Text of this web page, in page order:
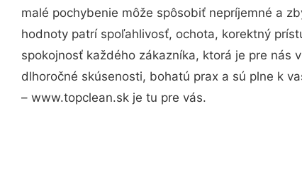
malé pochybenie môže spôsobiť nepríjemné a
hodnoty patrí spoľahlivosť, ochota, korektný
spokojnosť každého zákazníka, ktorá je pre nás
dlhoročné skúsenosti, bohatú prax a sú plne k
– www.topclean.sk je tu pre vás.